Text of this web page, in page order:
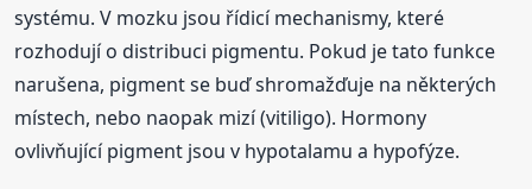
systému. V mozku jsou řídicí mechanismy, které
rozhodují o distribuci pigmentu. Pokud je tato funkce
narušena, pigment se buď shromažďuje na některých
místech, nebo naopak mizí (vitiligo). Hormony
ovlivňující pigment jsou v hypotalamu a hypofýze.